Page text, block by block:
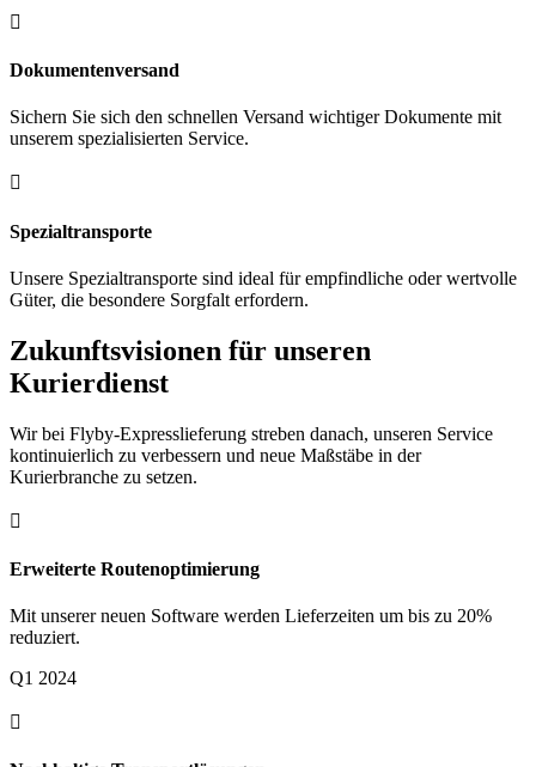

Dokumentenversand
Sichern Sie sich den schnellen Versand wichtiger Dokumente mit
unserem spezialisierten Service.

Spezialtransporte
Unsere Spezialtransporte sind ideal für empfindliche oder wertvolle
Güter, die besondere Sorgfalt erfordern.
Zukunftsvisionen für unseren
Kurierdienst
Wir bei Flyby-Expresslieferung streben danach, unseren Service
kontinuierlich zu verbessern und neue Maßstäbe in der
Kurierbranche zu setzen.

Erweiterte Routenoptimierung
Mit unserer neuen Software werden Lieferzeiten um bis zu 20%
reduziert.
Q1 2024
